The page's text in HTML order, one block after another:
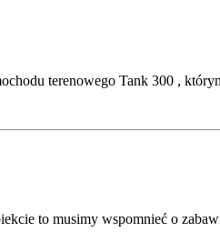
terenowego Tank 300 ,
to musimy wspomnieć o